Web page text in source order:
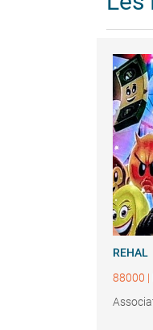
REHAL
88000 |